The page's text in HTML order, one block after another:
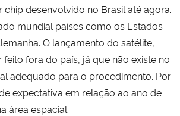
desenvolvido no Brasil até agora.
mundial países como os Estados
O lançamento do satélite,
feito fora do país, já que não existe no
adequado para o procedimento. Por
expectativa em relação ao ano de
área espacial: